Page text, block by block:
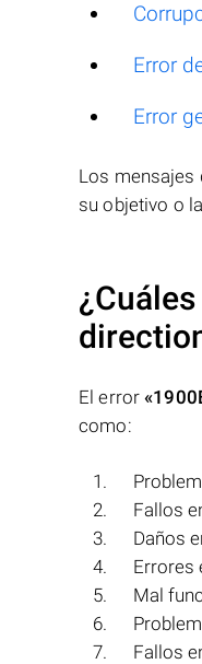
Error
Error
Los mensajes
su objetivo o
El error
como:
Fallos
Daños
Errores
Mal
Fallos